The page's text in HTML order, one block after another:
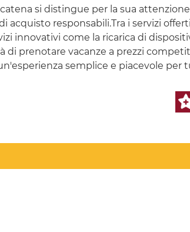
si distingue per la sua
responsabili.Tra i servizi
innovativi come la ricarica di
di prenotare vacanze a prezzi
semplice e piacevole per